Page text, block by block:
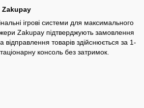
Zakupay
ігрові системи для максимального
Zakupay підтверджують замовлення
відправлення товарів здійснюється за 1-
консоль без затримок.